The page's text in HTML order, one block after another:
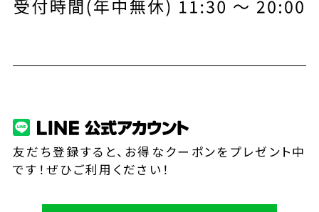
友だち登録すると、お得なクーポンをプレゼント中
です！ぜひご利用ください！